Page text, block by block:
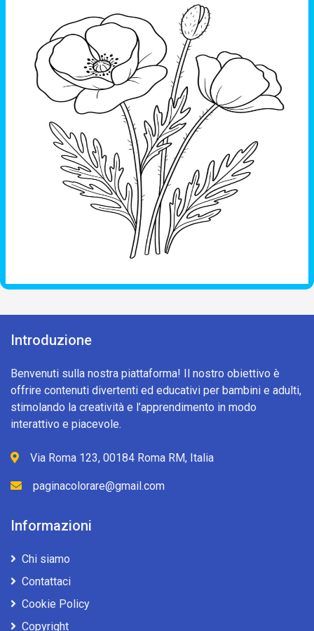
Introduzione
Benvenuti sulla nostra piattaforma! Il nostro obiettivo è
offrire contenuti divertenti ed educativi per bambini e adulti,
stimolando la creatività e l’apprendimento in modo
interattivo e piacevole.
Via Roma 123, 00184 Roma RM, Italia
paginacolorare@gmail.com
Informazioni
Chi siamo
Contattaci
Cookie Policy
Copyright